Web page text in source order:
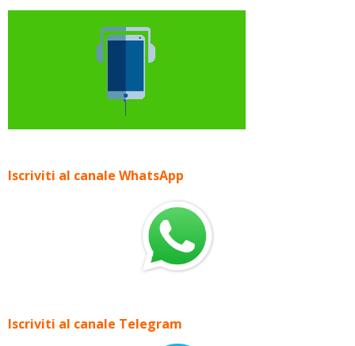
Iscriviti al canale WhatsApp
Iscriviti al canale Telegram